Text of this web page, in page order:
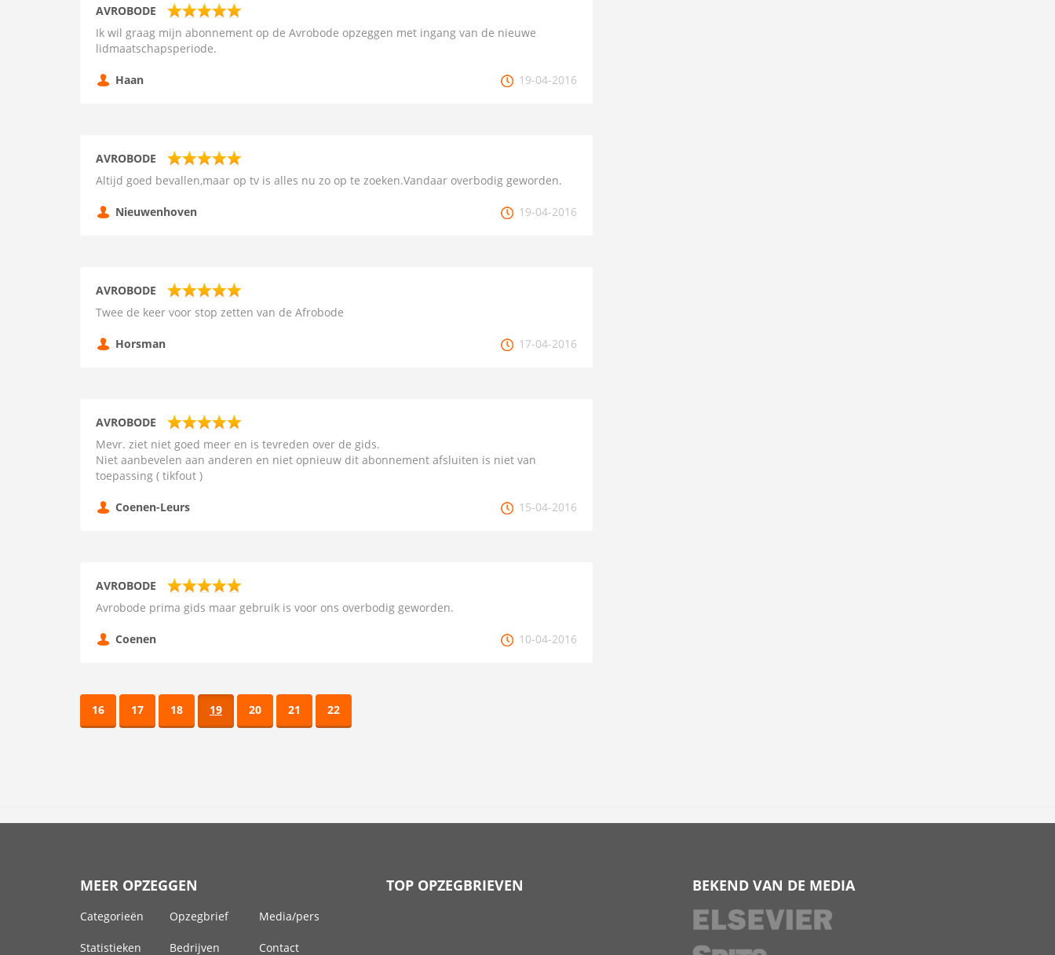
AVROBODE
Ik wil graag mijn abonnement op de Avrobode opzeggen met ingang van de nieuwe
lidmaatschapsperiode.
Haan 19-04-2016
AVROBODE
Altijd goed bevallen,maar op tv is alles nu zo op te zoeken.Vandaar overbodig geworden.
Nieuwenhoven 19-04-2016
AVROBODE
Twee de keer voor stop zetten van de Afrobode
Horsman 17-04-2016
AVROBODE
Mevr. ziet niet goed meer en is tevreden over de gids.
Niet aanbevelen aan anderen en niet opnieuw dit abonnement afsluiten is niet van
toepassing ( tikfout )
Coenen-Leurs 15-04-2016
AVROBODE
Avrobode prima gids maar gebruik is voor ons overbodig geworden.
Coenen 10-04-2016
16 17 18 19 20 21 22
MEER OPZEGGEN
Categorieën Opzegbrief Media/pers
Statistieken Bedrijven Contact
TOP OPZEGBRIEVEN BEKEND VAN DE MEDIA